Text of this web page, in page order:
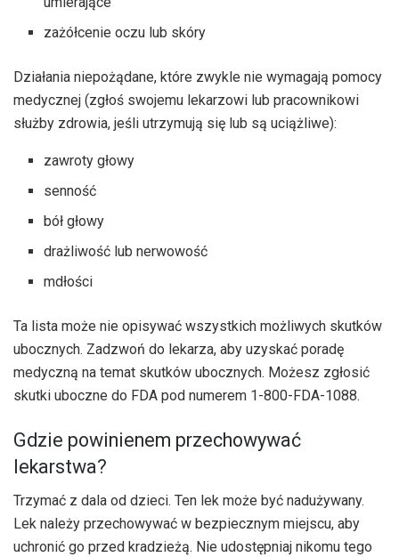
zażółcenie oczu lub skóry
Działania niepożądane, które zwykle nie wymagają pomocy
medycznej (zgłoś swojemu lekarzowi lub pracownikowi
służby zdrowia, jeśli utrzymują się lub są uciążliwe):
zawroty głowy
senność
bół głowy
drażliwość lub nerwowość
mdłości
Ta lista może nie opisywać wszystkich możliwych skutków
ubocznych. Zadzwoń do lekarza, aby uzyskać poradę
medyczną na temat skutków ubocznych. Możesz zgłosić
skutki uboczne do FDA pod numerem 1-800-FDA-1088.
Gdzie powinienem przechowywać
lekarstwa?
Trzymać z dala od dzieci. Ten lek może być nadużywany.
Lek należy przechowywać w bezpiecznym miejscu, aby
uchronić go przed kradzieżą. Nie udostępniaj nikomu tego